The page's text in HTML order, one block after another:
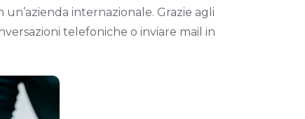
internazionale. Grazie agli
telefoniche o inviare mail in